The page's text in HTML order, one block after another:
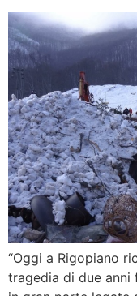
“Oggi a Rigopiano
tragedia di due anni